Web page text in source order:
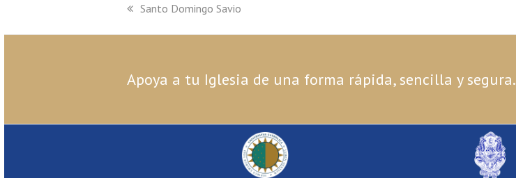
previous
Santo Domingo Savio
Apoya a tu Iglesia de una forma rápida, sencilla y segura.